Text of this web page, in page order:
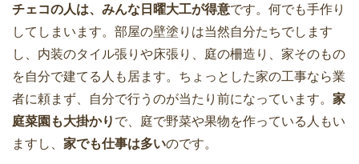
チェコの人は、みんな日曜大工が得意です。何でも手作り
してしまいます。部屋の壁塗りは当然自分たちでします
し、内装のタイル張りや床張り、庭の柵造り、家そのもの
を自分で建てる人も居ます。ちょっとした家の工事なら業
者に頼まず、自分で行うのが当たり前になっています。 家
庭菜園も大掛かり で、庭で野菜や果物を作っている人もい
ますし、 家でも仕事は多いのです。